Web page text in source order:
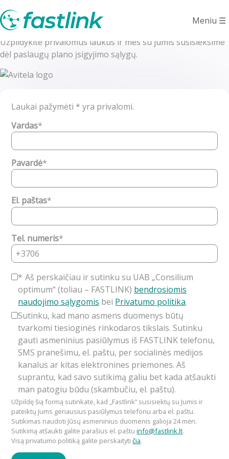
Meniu ☰
Avitela DOVANA
Užpildykite privalomus laukus ir mes su jumis susisieksime
dėl paslaugų plano įsigyjimo sąlygų.
Laukai pažymėti * yra privalomi.
Vardas*
Pavardė*
El. paštas*
Tel. numeris*
* Aš perskaičiau ir sutinku su UAB „Consilium
optimum“ (toliau – FASTLINK) bendrosiomis
naudojimo sąlygomis bei Privatumo politika.
Sutinku, kad mano asmens duomenys būtų
tvarkomi tiesioginės rinkodaros tikslais. Sutinku
gauti asmeninius pasiūlymus iš FASTLINK telefonu,
SMS pranešimu, el. paštu, per socialinės medijos
kanalus ar kitas elektronines priemones. Aš
suprantu, kad savo sutikimą galiu bet kada atšaukti
man patogiu būdu (skambučiu, el. paštu).
Užpildę šią formą sutinkate, kad „Fastlink“ susisiektų su Jumis ir
pateiktų Jums geriausius pasiūlymus telefonu arba el. paštu.
Sutikimas naudoti Jūsų asmeninius duomenis galioja 24 mėn.
Sutikimą atšaukti galite parašius el. paštuinfo@fastlink.lt.
Visą privatumo politiką galite perskaitytičia.